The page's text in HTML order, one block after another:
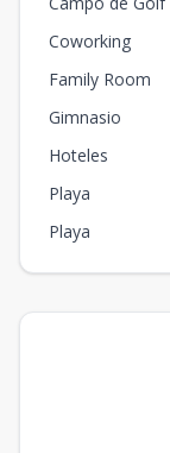
Coworking
Family Room
Gimnasio
Hoteles
Playa
Playa